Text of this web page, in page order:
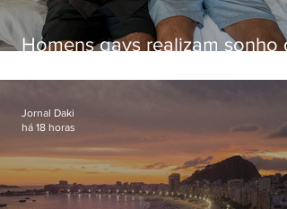
Homens gays realizam sonho
paternidade
Jornal Daki
há 18 horas